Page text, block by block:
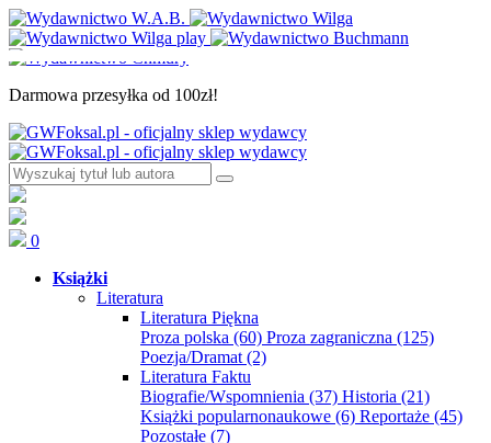
Darmowa przesyłka od 100zł!
0
Książki
Literatura
Literatura Piękna
Proza polska (60) Proza zagraniczna (125)
Poezja/Dramat (2)
Literatura Faktu
Biografie/Wspomnienia (37) Historia (21)
Książki popularnonaukowe (6) Reportaże (45)
Pozostałe (7)